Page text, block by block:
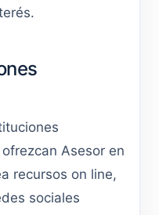
Asesor en
recursos on line,
sociales